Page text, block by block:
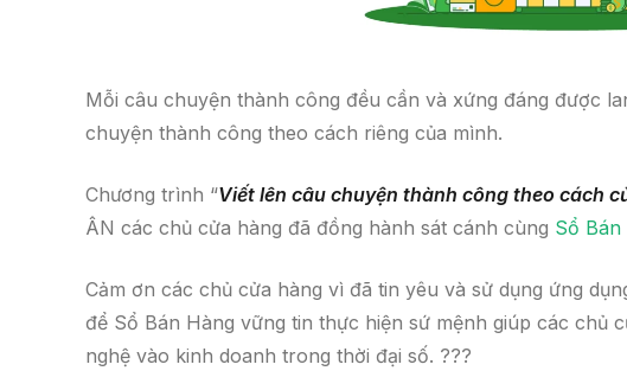
Mỗi câu chuyện thành công đều cần và xứng đáng được
chuyện thành công theo cách riêng của mình.
Chương trình “Viết lên câu chuyện thành công theo cách
ÂN các chủ cửa hàng đã đồng hành sát cánh cùng Sổ Bán
Cảm ơn các chủ cửa hàng vì đã tin yêu và sử dụng ứng
để Sổ Bán Hàng vững tin thực hiện sứ mệnh giúp các chủ
nghệ vào kinh doanh trong thời đại số. ???